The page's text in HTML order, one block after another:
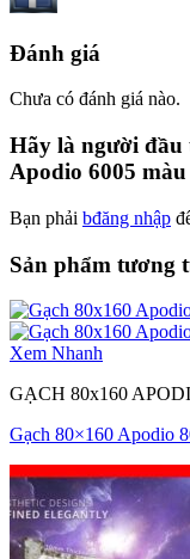
Đánh giá
Chưa có đánh giá nào.
Hãy là người đầu
Apodio 6005
Bạn phải bđăng nhập
Sản phẩm tương
Xem Nhanh
GẠCH 80x160
Gạch 80×160 Apodio